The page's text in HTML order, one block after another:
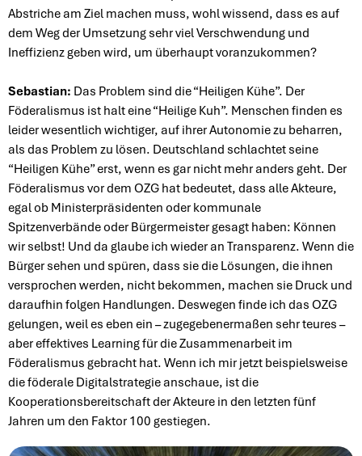
Abstriche am Ziel machen muss, wohl wissend, dass es auf
dem Weg der Umsetzung sehr viel Verschwendung und
Ineffizienz geben wird, um überhaupt voranzukommen?
Sebastian: Das Problem sind die “Heiligen Kühe”. Der
Föderalismus ist halt eine “Heilige Kuh”. Menschen finden es
leider wesentlich wichtiger, auf ihrer Autonomie zu beharren,
als das Problem zu lösen. Deutschland schlachtet seine
“Heiligen Kühe” erst, wenn es gar nicht mehr anders geht. Der
Föderalismus vor dem OZG hat bedeutet, dass alle Akteure,
egal ob Ministerpräsidenten oder kommunale
Spitzenverbände oder Bürgermeister gesagt haben: Können
wir selbst! Und da glaube ich wieder an Transparenz. Wenn die
Bürger sehen und spüren, dass sie die Lösungen, die ihnen
versprochen werden, nicht bekommen, machen sie Druck und
daraufhin folgen Handlungen. Deswegen finde ich das OZG
gelungen, weil es eben ein – zugegebenermaßen sehr teures –
aber effektives Learning für die Zusammenarbeit im
Föderalismus gebracht hat. Wenn ich mir jetzt beispielsweise
die föderale Digitalstrategie anschaue, ist die
Kooperationsbereitschaft der Akteure in den letzten fünf
Jahren um den Faktor 100 gestiegen.